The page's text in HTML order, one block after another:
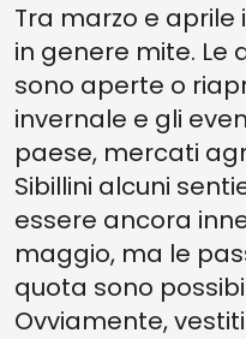
Tra marzo e
in genere mite. Le
sono aperte o
invernale e gli
paese, mercati
Sibillini alcuni
essere ancora
maggio, ma le
quota sono
Ovviamente,